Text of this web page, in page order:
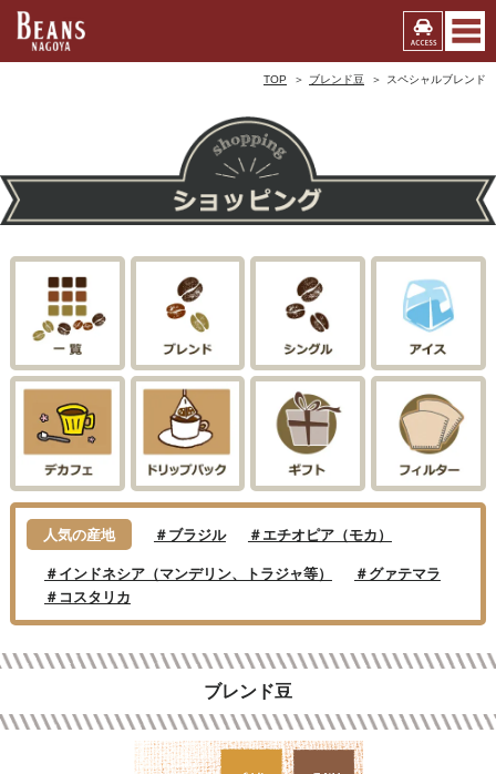
TOP ブレンド豆 スペシャルブレンド
人気の産地 ＃ブラジル ＃エチオピア（モカ）
＃インドネシア（マンデリン、トラジャ等）
＃グァテマラ
＃コスタリカ
ブレンド豆